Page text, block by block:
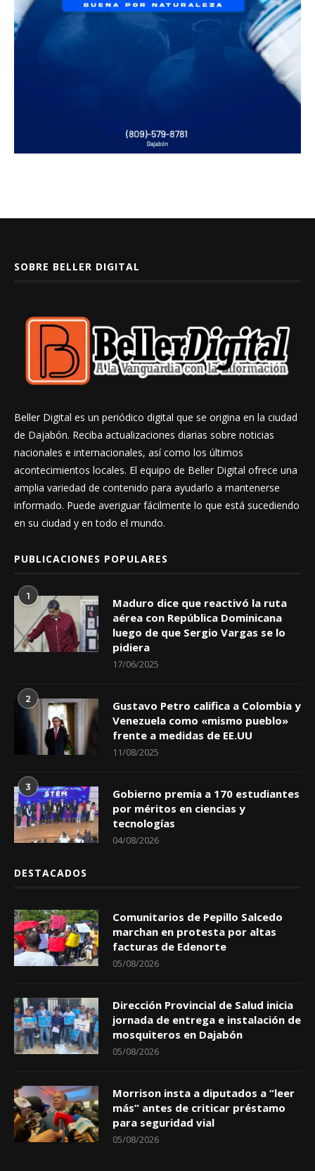
SOBRE BELLER DIGITAL
Beller Digital es un periódico digital que se origina en la ciudad
de Dajabón. Reciba actualizaciones diarias sobre noticias
nacionales e internacionales, así como los últimos
acontecimientos locales. El equipo de Beller Digital ofrece una
amplia variedad de contenido para ayudarlo a mantenerse
informado. Puede averiguar fácilmente lo que está sucediendo
en su ciudad y en todo el mundo.
PUBLICACIONES POPULARES
1
Maduro dice que reactivó la ruta
aérea con República Dominicana
luego de que Sergio Vargas se lo
pidiera
17/06/2025
2
Gustavo Petro califica a Colombia y
Venezuela como «mismo pueblo»
frente a medidas de EE.UU
11/08/2025
3
Gobierno premia a 170 estudiantes
por méritos en ciencias y
tecnologías
04/08/2026
DESTACADOS
Comunitarios de Pepillo Salcedo
marchan en protesta por altas
facturas de Edenorte
05/08/2026
Dirección Provincial de Salud inicia
jornada de entrega e instalación de
mosquiteros en Dajabón
05/08/2026
Morrison insta a diputados a “leer
más” antes de criticar préstamo
para seguridad vial
05/08/2026